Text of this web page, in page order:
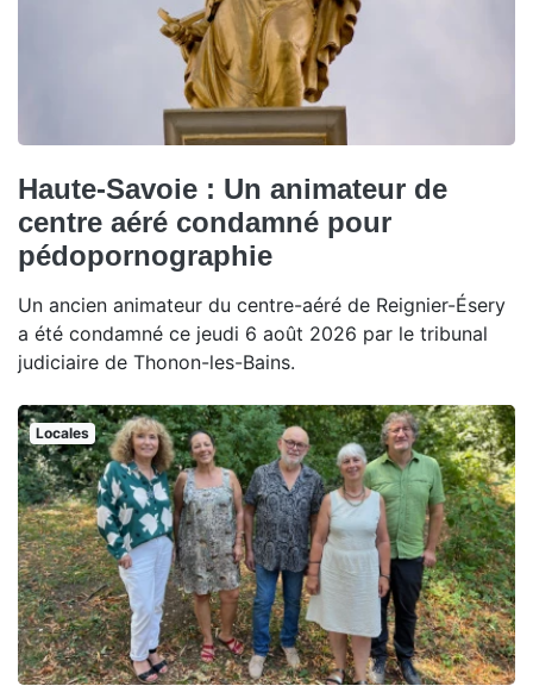
Haute-Savoie : Un animateur de
centre aéré condamné pour
pédopornographie
Un ancien animateur du centre-aéré de Reignier-Ésery
a été condamné ce jeudi 6 août 2026 par le tribunal
judiciaire de Thonon-les-Bains.
Locales